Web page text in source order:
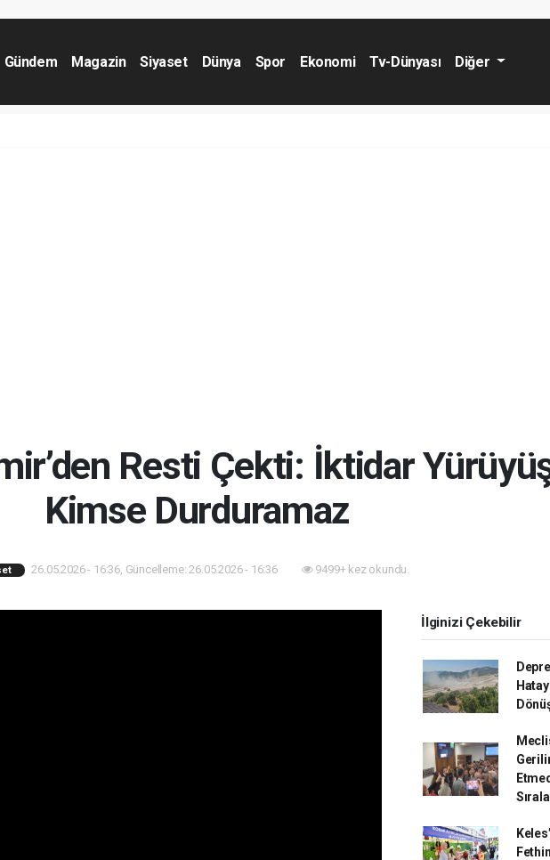
Gündem Magazin Siyaset Dünya Spor Ekonomi Tv-Dünyası Diğer
Resti Çekti: İktidar
Kimse Durduramaz
26.05.2026 - 16:36, Güncelleme: 26.05.2026 - 16:36 9499+ kez okundu.
İlginizi Çekebilir